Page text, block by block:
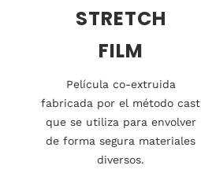
STRETCH
FILM
Película co-extruida
fabricada por el método cast
que se utiliza para envolver
de forma segura materiales
diversos.